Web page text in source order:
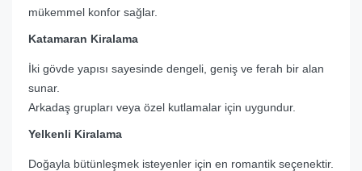
mükemmel konfor sağlar.
Katamaran Kiralama
İki gövde yapısı sayesinde dengeli, geniş ve ferah bir alan
sunar.
Arkadaş grupları veya özel kutlamalar için uygundur.
Yelkenli Kiralama
Doğayla bütünleşmek isteyenler için en romantik seçenektir.